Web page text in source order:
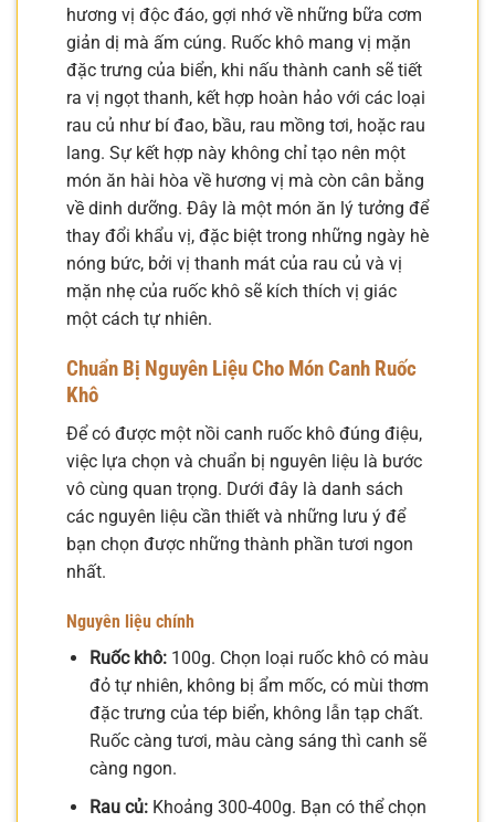
hương vị độc đáo, gợi nhớ về những bữa cơm
giản dị mà ấm cúng. Ruốc khô mang vị mặn
đặc trưng của biển, khi nấu thành canh sẽ tiết
ra vị ngọt thanh, kết hợp hoàn hảo với các loại
rau củ như bí đao, bầu, rau mồng tơi, hoặc rau
lang. Sự kết hợp này không chỉ tạo nên một
món ăn hài hòa về hương vị mà còn cân bằng
về dinh dưỡng. Đây là một món ăn lý tưởng để
thay đổi khẩu vị, đặc biệt trong những ngày hè
nóng bức, bởi vị thanh mát của rau củ và vị
mặn nhẹ của ruốc khô sẽ kích thích vị giác
một cách tự nhiên.
Chuẩn Bị Nguyên Liệu Cho Món Canh Ruốc
Khô
Để có được một nồi canh ruốc khô đúng điệu,
việc lựa chọn và chuẩn bị nguyên liệu là bước
vô cùng quan trọng. Dưới đây là danh sách
các nguyên liệu cần thiết và những lưu ý để
bạn chọn được những thành phần tươi ngon
nhất.
Nguyên liệu chính
Ruốc khô:100g. Chọn loại ruốc khô có màu
đỏ tự nhiên, không bị ẩm mốc, có mùi thơm
đặc trưng của tép biển, không lẫn tạp chất.
Ruốc càng tươi, màu càng sáng thì canh sẽ
càng ngon.
Rau củ:Khoảng 300-400g. Bạn có thể chọn